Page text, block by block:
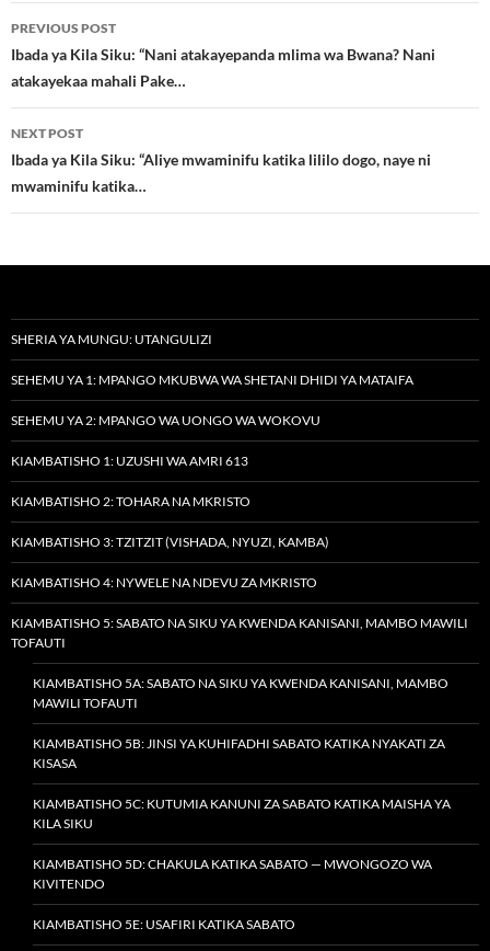
Post
navigation
PREVIOUS POST
Ibada ya Kila Siku: “Nani atakayepanda mlima wa Bwana? Nani
atakayekaa mahali Pake…
NEXT POST
Ibada ya Kila Siku: “Aliye mwaminifu katika lililo dogo, naye ni
mwaminifu katika…
SHERIA YA MUNGU: UTANGULIZI
SEHEMU YA 1: MPANGO MKUBWA WA SHETANI DHIDI YA MATAIFA
SEHEMU YA 2: MPANGO WA UONGO WA WOKOVU
KIAMBATISHO 1: UZUSHI WA AMRI 613
KIAMBATISHO 2: TOHARA NA MKRISTO
KIAMBATISHO 3: TZITZIT (VISHADA, NYUZI, KAMBA)
KIAMBATISHO 4: NYWELE NA NDEVU ZA MKRISTO
KIAMBATISHO 5: SABATO NA SIKU YA KWENDA KANISANI, MAMBO MAWILI
TOFAUTI
KIAMBATISHO 5A: SABATO NA SIKU YA KWENDA KANISANI, MAMBO
MAWILI TOFAUTI
KIAMBATISHO 5B: JINSI YA KUHIFADHI SABATO KATIKA NYAKATI ZA
KISASA
KIAMBATISHO 5C: KUTUMIA KANUNI ZA SABATO KATIKA MAISHA YA
KILA SIKU
KIAMBATISHO 5D: CHAKULA KATIKA SABATO — MWONGOZO WA
KIVITENDO
KIAMBATISHO 5E: USAFIRI KATIKA SABATO